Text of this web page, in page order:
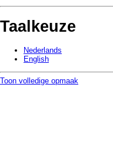
Taalkeuze
Nederlands
English
Toon volledige opmaak